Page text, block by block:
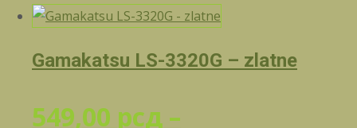
Gamakatsu LS-3320G – zlatne
549,00 рсд –